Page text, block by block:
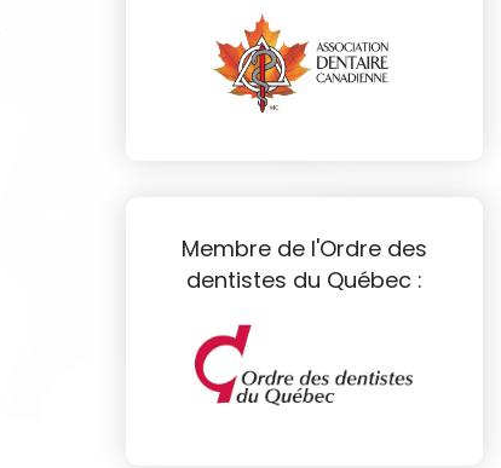
Membre de l'Ordre des
dentistes du Québec :